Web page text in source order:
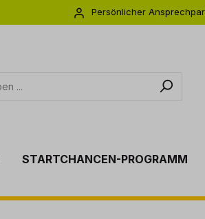
Persönlicher
STARTCHANCEN-PROGRAMM